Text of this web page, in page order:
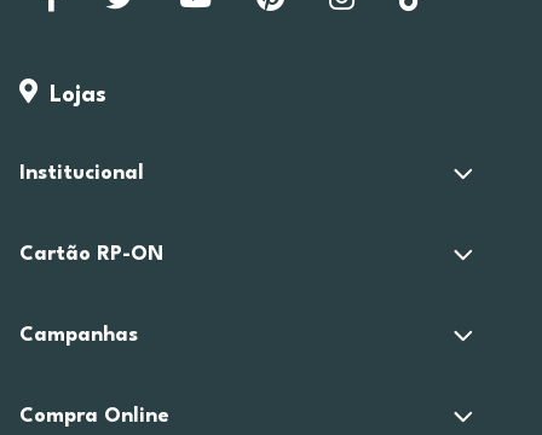
Lojas
Institucional
Cartão RP-ON
Campanhas
Compra Online